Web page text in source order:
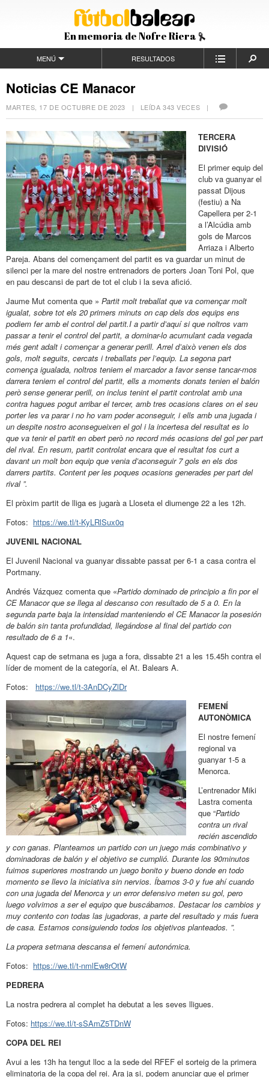
En memoria de Nofre Riera
MENÚ RESULTADOS
Noticias CE Manacor
MARTES, 17 DE OCTUBRE DE 2023 | LEÍDA 343 VECES |
TERCERA
DIVISIÓ
El primer equip del
club va guanyar el
passat Dijous
(festiu) a Na
Capellera per 2-1
a l’Alcúdia amb
gols de Marcos
Arriaza i Alberto
Pareja. Abans del començament del partit es va guardar un minut de
silenci per la mare del nostre entrenadors de porters Joan Toni Pol, que
en pau descansi de part de tot el club i la seva afició.
Jaume Mut comenta que » Partit molt treballat que va començar molt
igualat, sobre tot els 20 primers minuts on cap dels dos equips ens
podiem fer amb el control del partit.I a partir d’aquí si que noltros vam
passar a tenir el control del partit, a dominar-lo acumulant cada vegada
més gent adalt i començar a generar perill.Arrel d’això venen els dos
gols, molt seguits, cercats i treballats per l’equip. La segona part
comença igualada, noltros teniem el marcador a favor sense tancar-mos
darrera teniem el control del partit, ells a moments donats tenien el balón
però sense generar perill, on inclus tenint el partit controlat amb una
contra hagues pogut arribar el tercer, amb tres ocasions clares on el seu
porter les va parar i no ho vam poder aconseguir, i ells amb una jugada i
un despite nostro aconsegueixen el gol i la incertesa del resultat es lo
que va tenir el partit en obert però no record més ocasions del gol per part
del rival. En resum, partit controlat encara que el resultat fos curt a
davant un molt bon equip que venia d’aconseguir 7 gols en els dos
darrers partits. Content per les poques ocasions generades per part del
rival ”.
El pròxim partit de lliga es jugarà a Lloseta el diumenge 22 a les 12h.
Fotos: https://we.tl/t-KyLRlSux0q
JUVENIL NACIONAL
El Juvenil Nacional va guanyar dissabte passat per 6-1 a casa contra el
Portmany.
Andrés Vázquez comenta que «Partido dominado de principio a fin por el
CE Manacor que se llega al descanso con resultado de 5 a 0. En la
segunda parte baja la intensidad manteniendo el CE Manacor la posesión
de balón sin tanta profundidad, llegándose al final del partido con
resultado de 6 a 1«.
Aquest cap de setmana es juga a fora, dissabte 21 a les 15.45h contra el
líder de moment de la categoría, el At. Balears A.
Fotos: https://we.tl/t-3AnDCyZlDr
FEMENÍ
AUTONÒMICA
El nostre femení
regional va
guanyar 1-5 a
Menorca.
L’entrenador Miki
Lastra comenta
que “Partido
contra un rival
recién ascendido
y con ganas. Planteamos un partido con un juego más combinativo y
dominadoras de balón y el objetivo se cumplió. Durante los 90minutos
fuimos superiores mostrando un juego bonito y bueno donde en todo
momento se llevo la iniciativa sin nervios. Íbamos 3-0 y fue ahí cuando
con una jugada del Menorca y un error defensivo meten su gol, pero
luego volvimos a ser el equipo que buscábamos. Destacar los cambios y
muy contento con todas las jugadoras, a parte del resultado y más fuera
de casa. Estamos consiguiendo todos los objetivos planteados. ”.
La propera setmana descansa el femení autonómica.
Fotos: https://we.tl/t-nmlEw8rOtW
PEDRERA
La nostra pedrera al complet ha debutat a les seves lligues.
Fotos: https://we.tl/t-sSAmZ5TDnW
COPA DEL REI
Avui a les 13h ha tengut lloc a la sede del RFEF el sorteig de la primera
eliminatoria de la copa del rei. Ara ja si, podem anunciar que el primer